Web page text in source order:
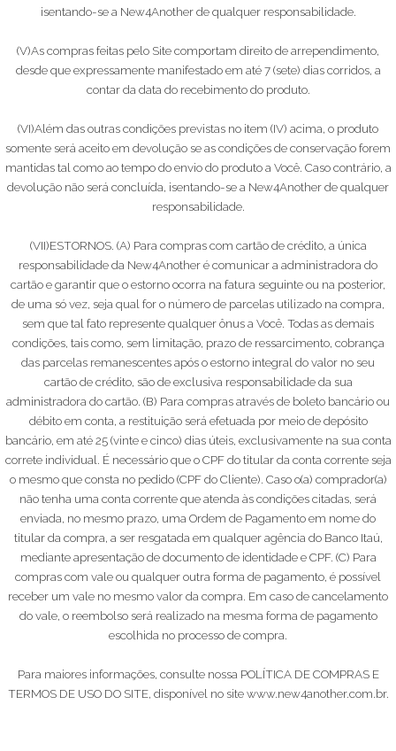
isentando-se a New4Another de qualquer responsabilidade.
(V)As compras feitas pelo Site comportam direito de arrependimento,
desde que expressamente manifestado em até 7 (sete) dias corridos, a
contar da data do recebimento do produto.
(VI)Além das outras condições previstas no item (IV) acima, o produto
somente será aceito em devolução se as condições de conservação forem
mantidas tal como ao tempo do envio do produto a Você. Caso contrário, a
devolução não será concluída, isentando-se a New4Another de qualquer
responsabilidade.
(VII)ESTORNOS. (A) Para compras com cartão de crédito, a única
responsabilidade da New4Another é comunicar a administradora do
cartão e garantir que o estorno ocorra na fatura seguinte ou na posterior,
de uma só vez, seja qual for o número de parcelas utilizado na compra,
sem que tal fato represente qualquer ônus a Você. Todas as demais
condições, tais como, sem limitação, prazo de ressarcimento, cobrança
das parcelas remanescentes após o estorno integral do valor no seu
cartão de crédito, são de exclusiva responsabilidade da sua
administradora do cartão. (B) Para compras através de boleto bancário ou
débito em conta, a restituição será efetuada por meio de depósito
bancário, em até 25 (vinte e cinco) dias úteis, exclusivamente na sua conta
correte individual. É necessário que o CPF do titular da conta corrente seja
o mesmo que consta no pedido (CPF do Cliente). Caso o(a) comprador(a)
não tenha uma conta corrente que atenda às condições citadas, será
enviada, no mesmo prazo, uma Ordem de Pagamento em nome do
titular da compra, a ser resgatada em qualquer agência do Banco Itaú,
mediante apresentação de documento de identidade e CPF. (C) Para
compras com vale ou qualquer outra forma de pagamento, é possível
receber um vale no mesmo valor da compra. Em caso de cancelamento
do vale, o reembolso será realizado na mesma forma de pagamento
escolhida no processo de compra.
Para maiores informações, consulte nossa POLÍTICA DE COMPRAS E
TERMOS DE USO DO SITE, disponível no site www.new4another.com.br.